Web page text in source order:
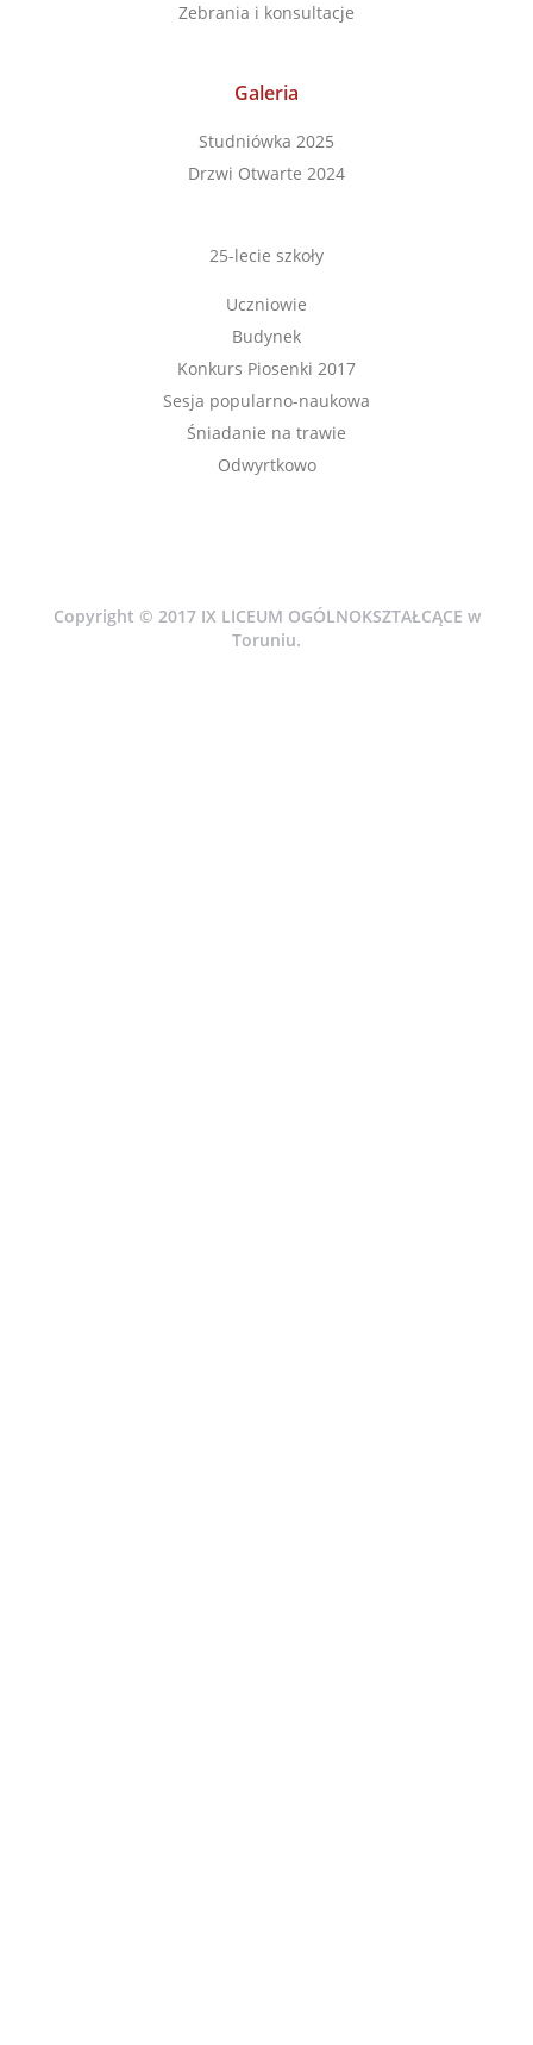
Zebrania i konsultacje
Galeria
Studniówka 2025
Drzwi Otwarte 2024
25-lecie szkoły
Uczniowie
Budynek
Konkurs Piosenki 2017
Sesja popularno-naukowa
Śniadanie na trawie
Odwyrtkowo
Copyright © 2017 IX LICEUM OGÓLNOKSZTAŁCĄCE w
Toruniu.